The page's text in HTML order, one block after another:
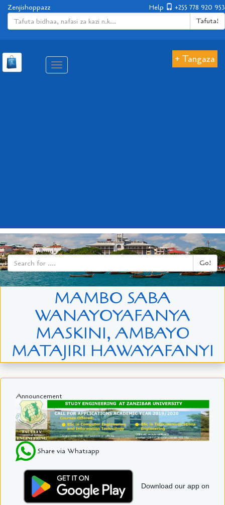
Help +255 778 920 953
Zenjishoppazz
Tafuta!
Aina
ya
+ Tangaza
Go!
MAMBO SABA
WANAYOYAFANYA
MASKINI, AMBAYO
MATAJIRI HAWAYAFANYI
Announcement
Share via Whatsapp
Download our app on